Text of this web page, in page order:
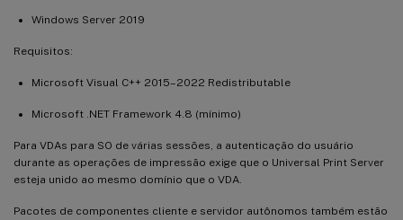
Windows Server 2019
Requisitos:
Microsoft Visual C++ 2015–2022 Redistributable
Microsoft .NET Framework 4.8 (mínimo)
Para VDAs para SO de várias sessões, a autenticação do usuário
durante as operações de impressão exige que o Universal Print Server
esteja unido ao mesmo domínio que o VDA.
Pacotes de componentes cliente e servidor autônomos também estão